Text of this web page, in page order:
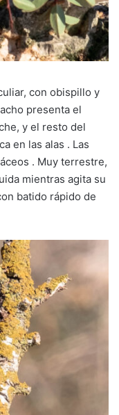
con obispillo y
presenta el
y el resto del
en las alas . Las
. Muy terrestre,
mientras agita su
batido rápido de